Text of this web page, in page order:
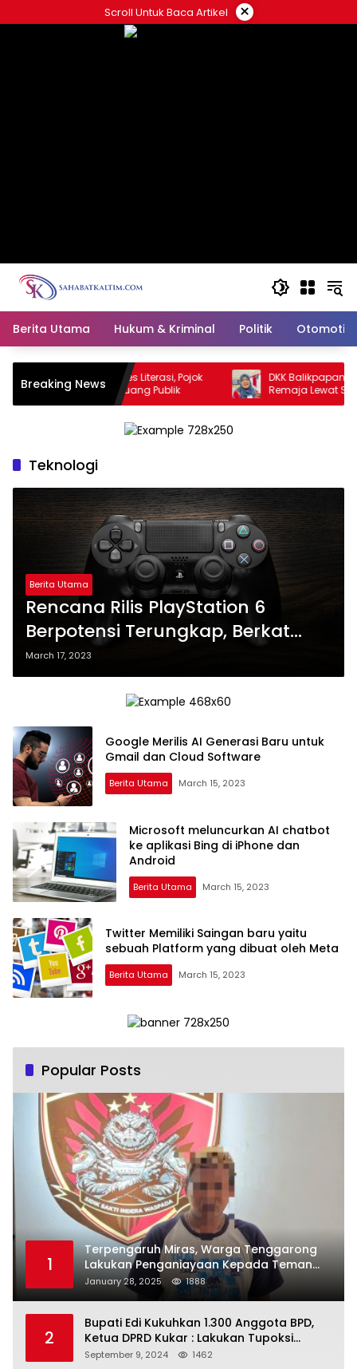
to
Scroll Untuk Baca Artikel ×
Berita Utama Hukum & Kriminal Politik Otomotif
Breaking News
Perluas Akses Literasi, Pojok
Digital Hadir di Ruang Publik
DKK Balikpapan
Remaja Lewat Sekolah
Teknologi
Berita Utama
Rencana Rilis PlayStation 6
Berpotensi Terungkap, Berkat
Microsoft
March 17, 2023
Google Merilis AI Generasi Baru untuk
Gmail dan Cloud Software
Berita Utama March 15, 2023
Microsoft meluncurkan AI chatbot
ke aplikasi Bing di iPhone dan
Android
Berita Utama March 15, 2023
Twitter Memiliki Saingan baru yaitu
sebuah Platform yang dibuat oleh Meta
Berita Utama March 15, 2023
Popular Posts
1
Terpengaruh Miras, Warga Tenggarong
Lakukan Penganiayaan Kepada Teman
Sendiri
January 28, 2025 1888
2
Bupati Edi Kukuhkan 1.300 Anggota BPD,
Ketua DPRD Kukar : Lakukan Tupoksi
Dengan Baik Untuk Wujudkan
September 9, 2024 1462